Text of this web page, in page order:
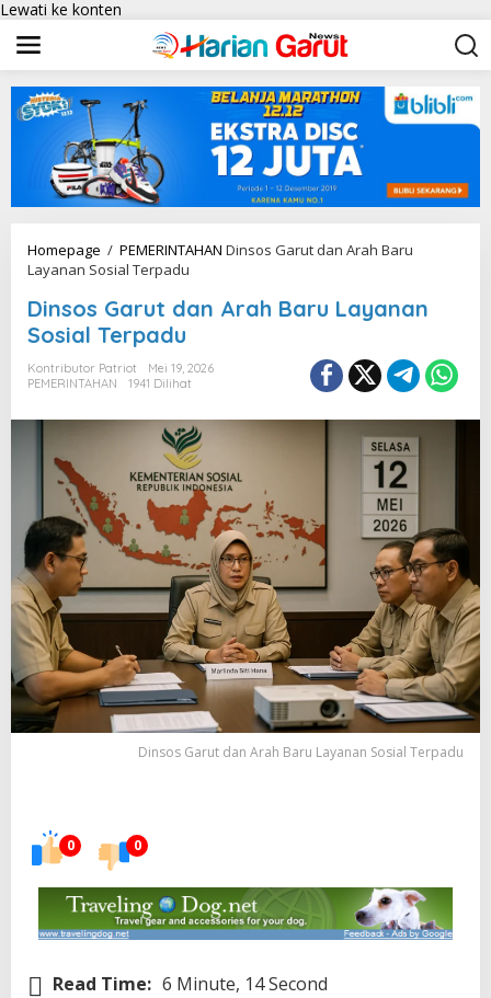
Lewati ke konten
Homepage / PEMERINTAHAN Dinsos Garut dan Arah Baru
Layanan Sosial Terpadu
Dinsos Garut dan Arah Baru Layanan
Sosial Terpadu
Kontributor Patriot
Mei 19, 2026
PEMERINTAHAN
1941 Dilihat
Dinsos Garut dan Arah Baru Layanan Sosial Terpadu
0 0
Read Time: 6 Minute, 14 Second